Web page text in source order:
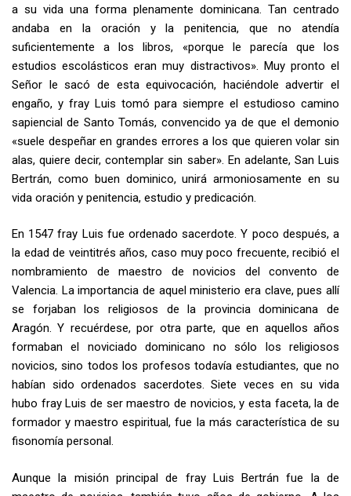
a su vida una forma plenamente dominicana. Tan centrado
andaba en la oración y la penitencia, que no atendía
suficientemente a los libros, «porque le parecía que los
estudios escolásticos eran muy distractivos». Muy pronto el
Señor le sacó de esta equivocación, haciéndole advertir el
engaño, y fray Luis tomó para siempre el estudioso camino
sapiencial de Santo Tomás, convencido ya de que el demonio
«suele despeñar en grandes errores a los que quieren volar sin
alas, quiere decir, contemplar sin saber». En adelante, San Luis
Bertrán, como buen dominico, unirá armoniosamente en su
vida oración y penitencia, estudio y predicación.
En 1547 fray Luis fue ordenado sacerdote. Y poco después, a
la edad de veintitrés años, caso muy poco frecuente, recibió el
nombramiento de maestro de novicios del convento de
Valencia. La importancia de aquel ministerio era clave, pues allí
se forjaban los religiosos de la provincia dominicana de
Aragón. Y recuérdese, por otra parte, que en aquellos años
formaban el noviciado dominicano no sólo los religiosos
novicios, sino todos los profesos todavía estudiantes, que no
habían sido ordenados sacerdotes. Siete veces en su vida
hubo fray Luis de ser maestro de novicios, y esta faceta, la de
formador y maestro espiritual, fue la más característica de su
fisonomía personal.
Aunque la misión principal de fray Luis Bertrán fue la de